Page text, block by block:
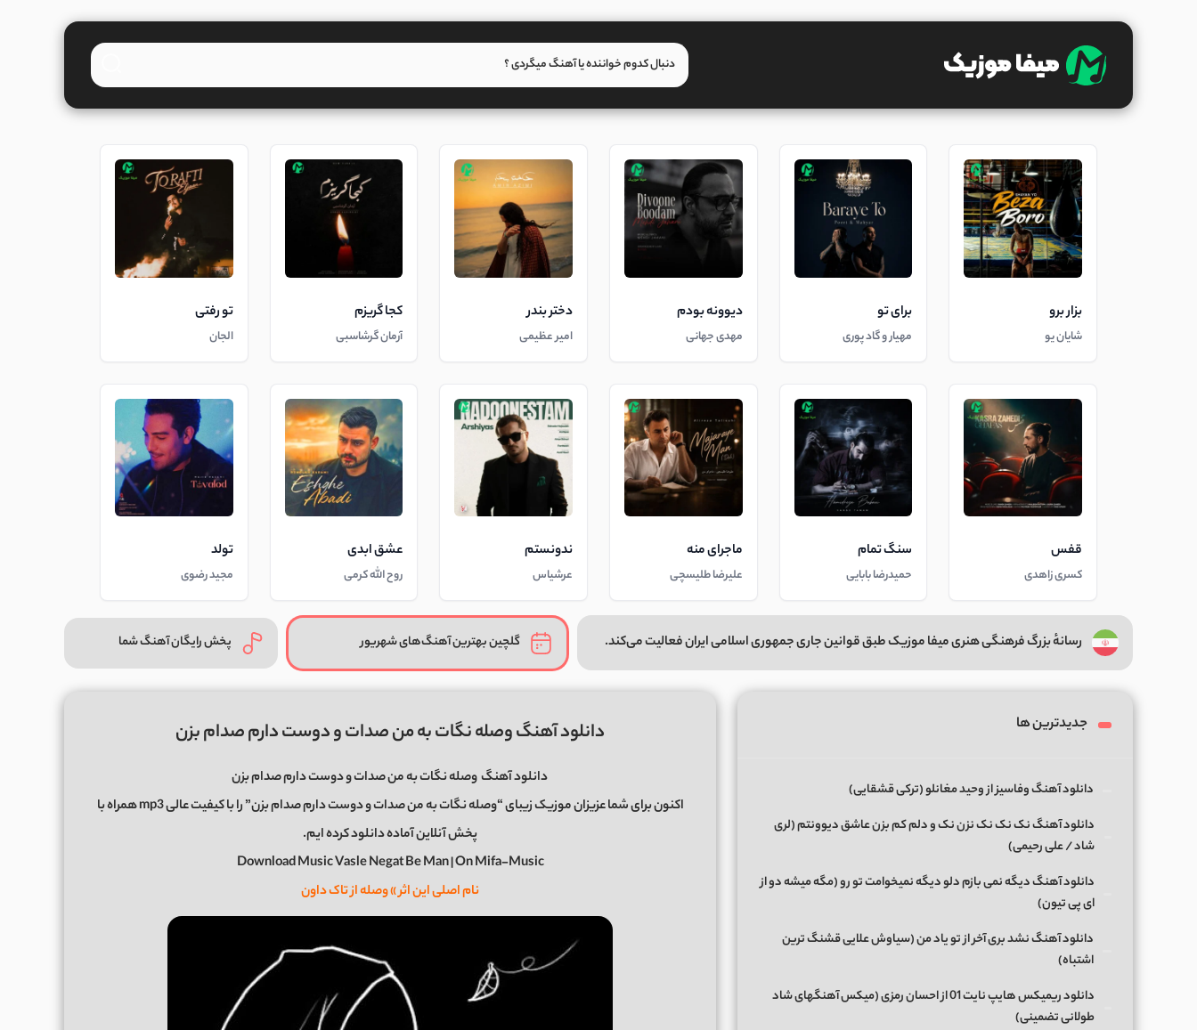
بزار برو
شایان یو
برای تو
مهیار و گاد پوری
دیوونه بودم
مهدی جهانی
دختر بندر
امیر عظیمی
کجا گریزم
آرمان گرشاسبی
تو رفتی
الجان
قفس
کسری زاهدی
سنگ تمام
حمیدرضا بابایی
ماجرای منه
علیرضا طلیسچی
ندونستم
عرشیاس
عشق ابدی
روح الله کرمی
تولد
مجید رضوی
رسانهٔ بزرگ فرهنگی هنری میفا موزیک طبق قوانین جاری جمهوری اسلامی ایران فعالیت می‌کند. گلچین بهترین آهنگ‌های شهریور پخش رایگان آهنگ شما
دانلود آهنگ وصله نگات به من صدات و دوست دارم صدام بزن
دانلود آهنگوصله نگات به من صدات و دوست دارم صدام بزن
اکنون برای شما عزیزان موزیک زیبای “وصله نگات به من صدات و دوست دارم صدام بزن” را با کیفیت عالی mp3 همراه با
پخش آنلاین آماده دانلود کرده ایم.
Download Music Vasle Negat Be Man | On Mifa-Music
نام اصلی این اثر » وصله از تاک داون
جدیدترین ها
دانلود آهنگ وفاسیز از وحید مغانلو (ترکی قشقایی)
دانلود آهنگ نک نک نک نزن نک و دلم کم بزن عاشق دیوونتم (لری
شاد / علی رحیمی)
دانلود آهنگ دیگه نمی بازم دلو دیگه نمیخوامت تو رو (مگه میشه دو از
ای پی تیون)
دانلود آهنگ نشد بری آخر از تو یاد من (سیاوش علایی قشنگ ترین
اشتباه)
دانلود ریمیکس هایپ نایت 01 از احسان رمزی (میکس آهنگهای شاد
طولانی تضمینی)